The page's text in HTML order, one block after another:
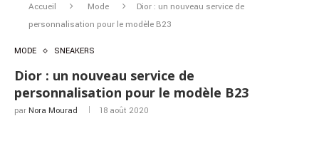
Accueil Mode
Dior : un nouveau service de
personnalisation pour le modèle B23
MODE SNEAKERS
Dior : un nouveau service de
personnalisation pour le modèle B23
par Nora Mourad 18 août 2020